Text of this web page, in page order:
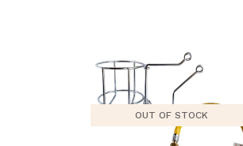
OUT OF STOCK